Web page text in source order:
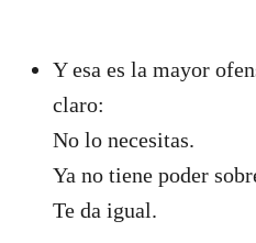
Y esa es la mayor
claro:
No lo necesitas.
Ya no tiene poder
Te da igual.